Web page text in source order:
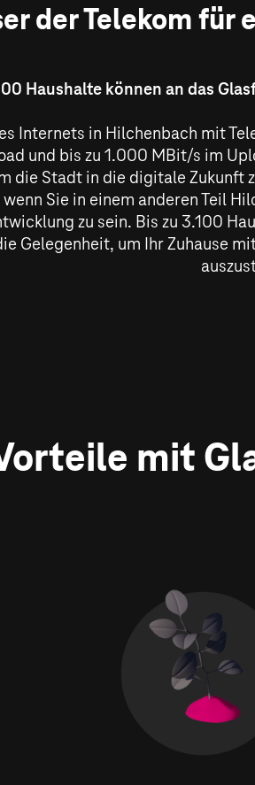
der Telekom für
Haushalte können an das
Internets in Hilchenbach mit
und bis zu 1.000 MBit/s im
die Stadt in die digitale Zukunft
Sie in einem anderen Teil
zu sein. Bis zu 3.100
Gelegenheit, um Ihr Zuhause
mit